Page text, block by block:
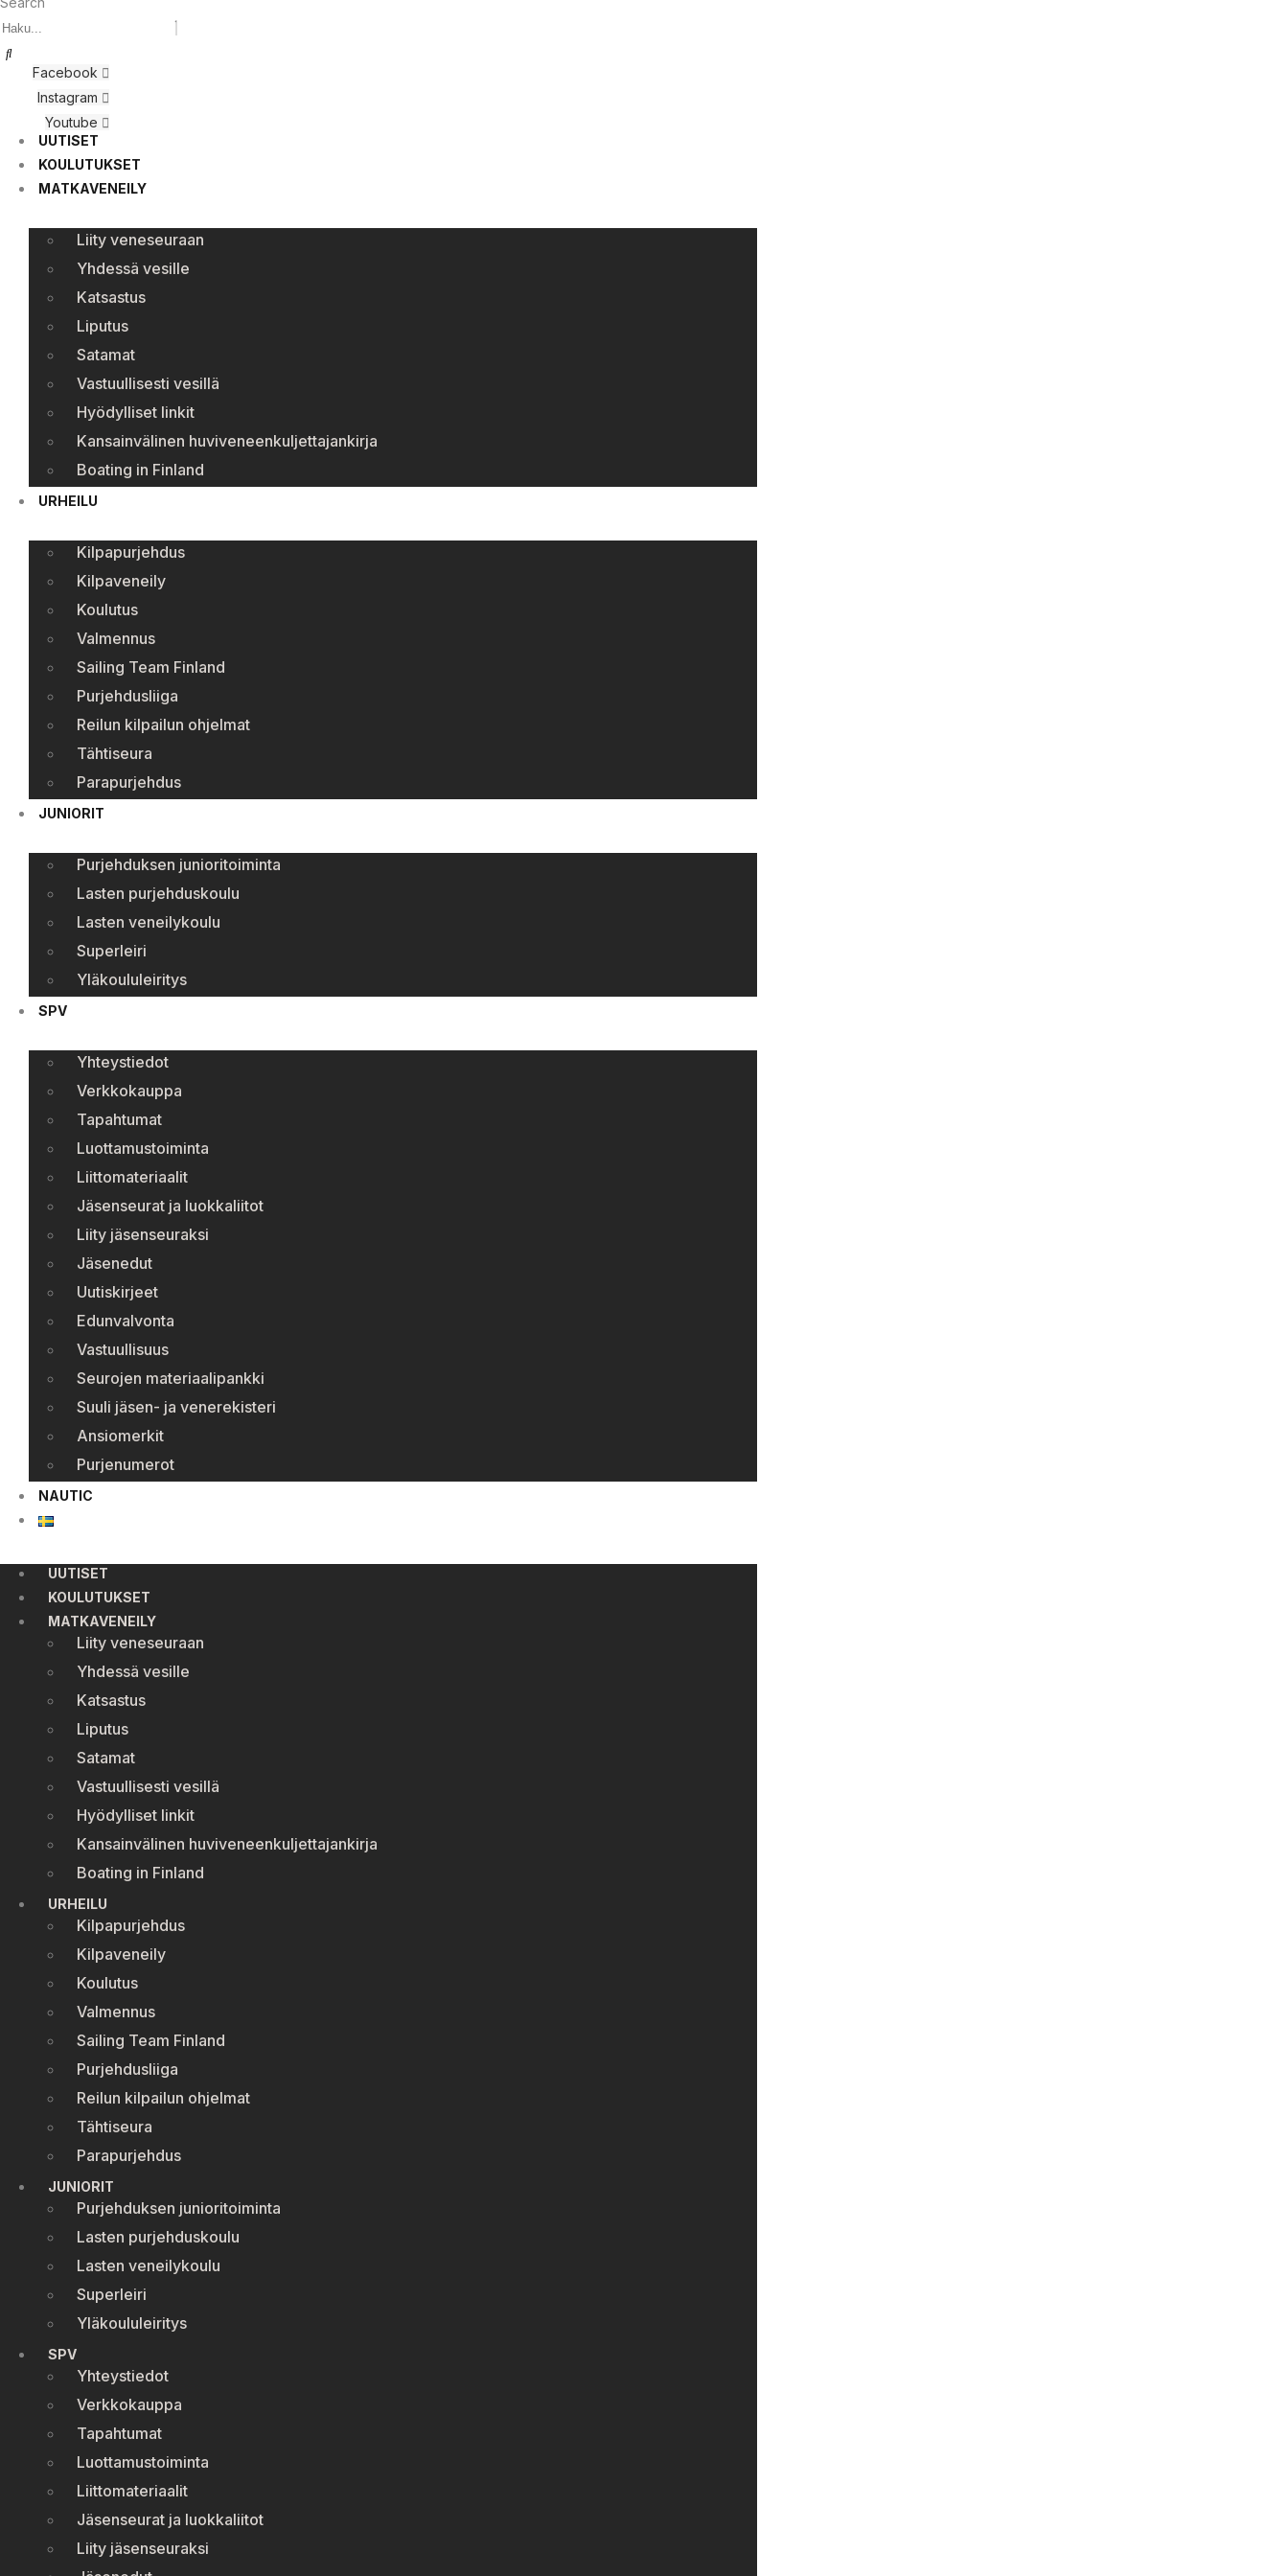
Facebook
Instagram
Youtube
UUTISET
KOULUTUKSET
MATKAVENEILY
Liity veneseuraan
Yhdessä vesille
Katsastus
Liputus
Satamat
Vastuullisesti vesillä
Hyödylliset linkit
Kansainvälinen huviveneenkuljettajankirja
Boating in Finland
URHEILU
Kilpapurjehdus
Kilpaveneily
Koulutus
Valmennus
Sailing Team Finland
Purjehdusliiga
Reilun kilpailun ohjelmat
Tähtiseura
Parapurjehdus
JUNIORIT
Purjehduksen junioritoiminta
Lasten purjehduskoulu
Lasten veneilykoulu
Superleiri
Yläkoululeiritys
SPV
Yhteystiedot
Verkkokauppa
Tapahtumat
Luottamustoiminta
Liittomateriaalit
Jäsenseurat ja luokkaliitot
Liity jäsenseuraksi
Jäsenedut
Uutiskirjeet
Edunvalvonta
Vastuullisuus
Seurojen materiaalipankki
Suuli jäsen- ja venerekisteri
Ansiomerkit
Purjenumerot
NAUTIC
UUTISET
KOULUTUKSET
MATKAVENEILY
Liity veneseuraan
Yhdessä vesille
Katsastus
Liputus
Satamat
Vastuullisesti vesillä
Hyödylliset linkit
Kansainvälinen huviveneenkuljettajankirja
Boating in Finland
URHEILU
Kilpapurjehdus
Kilpaveneily
Koulutus
Valmennus
Sailing Team Finland
Purjehdusliiga
Reilun kilpailun ohjelmat
Tähtiseura
Parapurjehdus
JUNIORIT
Purjehduksen junioritoiminta
Lasten purjehduskoulu
Lasten veneilykoulu
Superleiri
Yläkoululeiritys
SPV
Yhteystiedot
Verkkokauppa
Tapahtumat
Luottamustoiminta
Liittomateriaalit
Jäsenseurat ja luokkaliitot
Liity jäsenseuraksi